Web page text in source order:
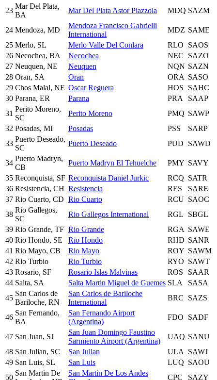
23
Mar Del Plata,
BA
Mar Del Plata Astor Piazzola MDQ SAZM
24 Mendoza, MD
Mendoza Francisco Gabrielli
International
MDZ SAME
25 Merlo, SL Merlo Valle Del Conlara RLO
SAOS
26 Necochea, BA Necochea NEC
SAZO
27 Neuquen, NE Neuquen NQN SAZN
28 Oran, SA Oran ORA SASO
29 Chos Malal, NE Oscar Reguera HOS
SAHC
30 Parana, ER Parana PRA
SAAP
31
Perito Moreno,
SC
Perito Moreno PMQ SAWP
32 Posadas, MI Posadas PSS
SARP
33
Puerto Deseado,
SC
Puerto Deseado PUD SAWD
34
Puerto Madryn,
CB
Puerto Madryn El Tehuelche PMY SAVY
35 Reconquista, SF Reconquista Daniel Jurkic RCQ SATR
36 Resistencia, CH Resistencia RES
SARE
37 Rio Cuarto, CD Rio Cuarto RCU SAOC
38
Rio Gallegos,
SC
Rio Gallegos International RGL
SBGL
39 Rio Grande, TF Rio Grande RGA SAWE
40 Rio Hondo, SE Rio Hondo RHD SANR
41 Rio Mayo, CB Rio Mayo ROY SAWM
42 Rio Turbio Rio Turbio RYO SAWT
43 Rosario, SF Rosario Islas Malvinas ROS
SAAR
44 Salta, SA Salta Martin Miguel de Guemes SLA
SASA
45
San Carlos de
Bariloche, RN
San Carlos de Bariloche
International
BRC SAZS
46
San Fernando,
BA
San Fernando Airport
(Argentina)
FDO SADF
47 San Juan, SJ
San Juan Domingo Faustino
Sarmiento Airport (Argentina)
UAQ SANU
48 San Julian, SC San Julian ULA
SAWJ
49 San Luis, SL San Luis LUQ SAOU
50
San Martin De
San Martin De Los Andes
CPC SAZY